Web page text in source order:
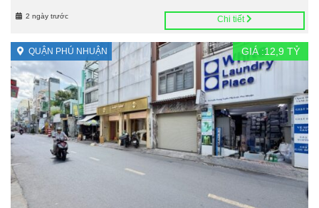
2 ngày trước Chi tiết
QUẬN PHÚ NHUẬN GIÁ :12,9 TỶ